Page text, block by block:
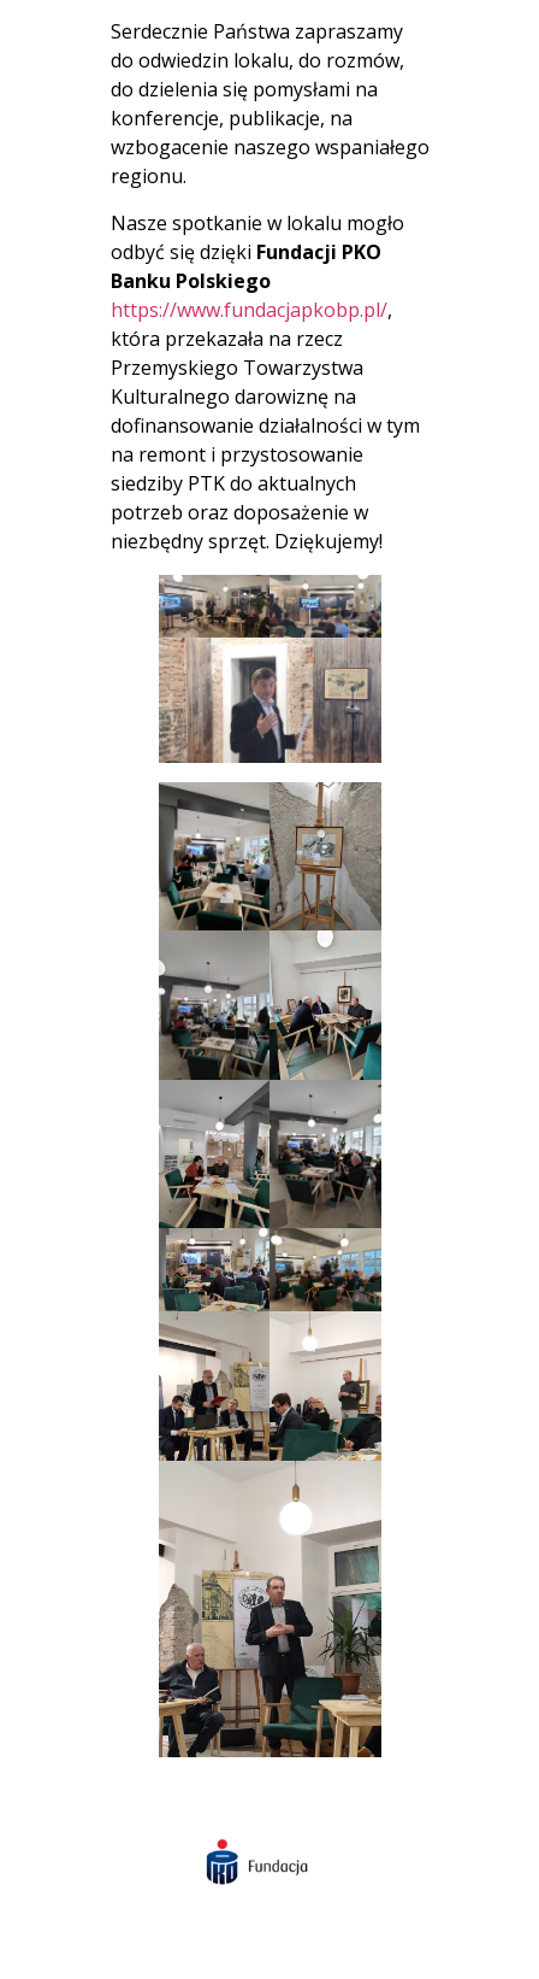
Serdecznie Państwa zapraszamy
do odwiedzin lokalu, do rozmów,
do dzielenia się pomysłami na
konferencje, publikacje, na
wzbogacenie naszego wspaniałego
regionu.
Nasze spotkanie w lokalu mogło
odbyć się dzięki Fundacji PKO
Banku Polskiego
https://www.fundacjapkobp.pl/,
która przekazała na rzecz
Przemyskiego Towarzystwa
Kulturalnego darowiznę na
dofinansowanie działalności w tym
na remont i przystosowanie
siedziby PTK do aktualnych
potrzeb oraz doposażenie w
niezbędny sprzęt. Dziękujemy!